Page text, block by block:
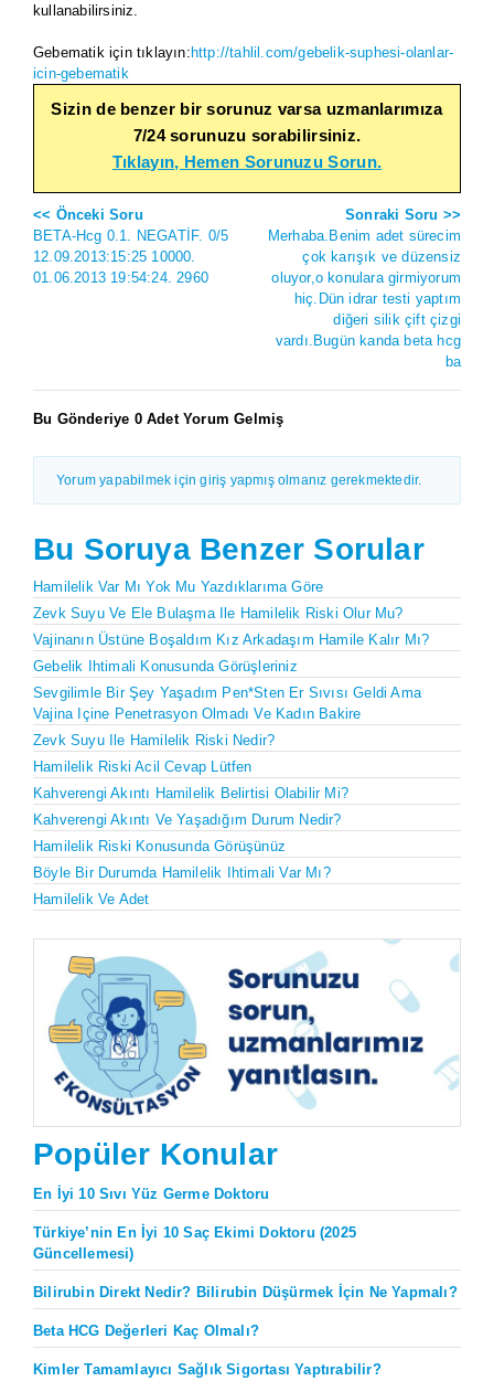
kullanabilirsiniz.
Gebematik için tıklayın:http://tahlil.com/gebelik-suphesi-olanlar-
icin-gebematik
Sizin de benzer bir sorunuz varsa uzmanlarımıza
7/24 sorunuzu sorabilirsiniz.
Tıklayın, Hemen Sorunuzu Sorun.
<< Önceki Soru
BETA-Hcg 0.1. NEGATİF. 0/5
12.09.2013:15:25 10000.
01.06.2013 19:54:24. 2960
Sonraki Soru >>
Merhaba.Benim adet sürecim
çok karışık ve düzensiz
oluyor,o konulara girmiyorum
hiç.Dün idrar testi yaptım
diğeri silik çift çizgi
vardı.Bugün kanda beta hcg
ba
Bu Gönderiye 0 Adet Yorum Gelmiş
Yorum yapabilmek için giriş yapmış olmanız gerekmektedir.
Bu Soruya Benzer Sorular
Hamilelik Var Mı Yok Mu Yazdıklarıma Göre
Zevk Suyu Ve Ele Bulaşma Ile Hamilelik Riski Olur Mu?
Vajinanın Üstüne Boşaldım Kız Arkadaşım Hamile Kalır Mı?
Gebelik Ihtimali Konusunda Görüşleriniz
Sevgilimle Bir Şey Yaşadım Pen*sten Er Sıvısı Geldi Ama
Vajina Içine Penetrasyon Olmadı Ve Kadın Bakire
Zevk Suyu Ile Hamilelik Riski Nedir?
Hamilelik Riski Acil Cevap Lütfen
Kahverengi Akıntı Hamilelik Belirtisi Olabilir Mi?
Kahverengi Akıntı Ve Yaşadığım Durum Nedir?
Hamilelik Riski Konusunda Görüşünüz
Böyle Bir Durumda Hamilelik Ihtimali Var Mı?
Hamilelik Ve Adet
Popüler Konular
En İyi 10 Sıvı Yüz Germe Doktoru
Türkiye’nin En İyi 10 Saç Ekimi Doktoru (2025
Güncellemesi)
Bilirubin Direkt Nedir? Bilirubin Düşürmek İçin Ne Yapmalı?
Beta HCG Değerleri Kaç Olmalı?
Kimler Tamamlayıcı Sağlık Sigortası Yaptırabilir?